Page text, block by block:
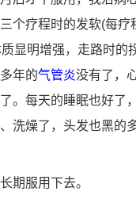
个疗程时的发软(每疗
显明增强，走路时的
年的气管炎没有了，
。每天的睡眠也好了
洗燥了，头发也黑的
服用下去。